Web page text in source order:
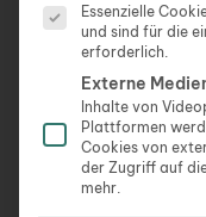
„Der Montag
mache das Beste
„Lass diesen
Träume sein.“
„Guten Morgen!
Essenzielle
und sind für die
erforderlich.
Externe
Inhalte von
Plattformen
Cookies von
der Zugriff auf
mehr.